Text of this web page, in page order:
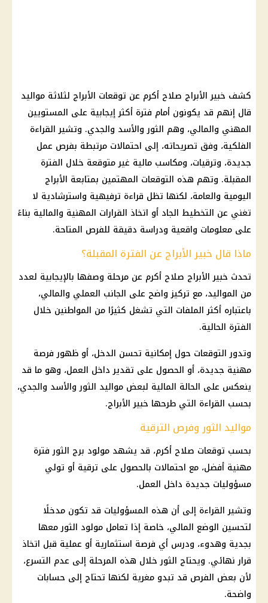
كشف خبير الأبراج صلاح أكرم عن توقعات الأبراج لثلاثة مواليد
قال إنهم قد يكونون أمام فترة أكثر إيجابية على المستويين
المهني والمالي، وهم الثور والأسد والجدي. وتشير القراءة
الفلكية، وفق تصريحاته، إلى احتمالات مرتبطة بفرص عمل
جديدة، وترقيات، ومكاسب مالية غير متوقعة خلال الفترة
المقبلة. وتهم هذه التوقعات المهتمين بمتابعة الأبراج
اليومية والعامة، لكنها تظل قراءة ترفيهية واسترشادية لا
تغني عن التخطيط الجاد أو اتخاذ القرارات المهنية والمالية بناءً
على معلومات واقعية ودراسة دقيقة للفرص المتاحة.
ماذا قال خبير الأبراج عن الفترة المقبلة؟
تحدث خبير الأبراج صلاح أكرم عن مرحلة وصفها بالإيجابية لعدد
من المواليد، مع تركيز واضح على الجانب العملي والمالي،
باعتباره أكثر الملفات التي تشغل كثيرًا من المواطنين خلال
الفترة الحالية.
وتدور التوقعات حول إمكانية تحسن الدخل، أو ظهور فرصة
مهنية جديدة، أو الحصول على تقدير داخل العمل، وهو ما قد
ينعكس على الحالة المالية لبعض مواليد الثور والأسد والجدي،
بحسب القراءة التي طرحها خبير الأبراج.
مواليد الثور وفرص الترقية
بحسب توقعات صلاح أكرم، قد يشهد مولود برج الثورفترة
مهنية أفضل، مع احتمالات بالحصول على ترقية أو تولي
مسؤوليات جديدة داخل العمل.
وتشير القراءة إلى أن هذه المسؤوليات قد تكون مدخلًا
لتحسين الوضع المالي، خاصة إذا تعامل مولود الثور معها
بجدية وهدوء، ودرس أي فرصة استثمارية أو عملية قبل اتخاذ
قرار نهائي. ويحتاج الثور خلال هذه المرحلة إلى عدم التسرع،
لأن بعض الفرص قد تبدو مغرية لكنها تحتاج إلى حسابات
واضحة.